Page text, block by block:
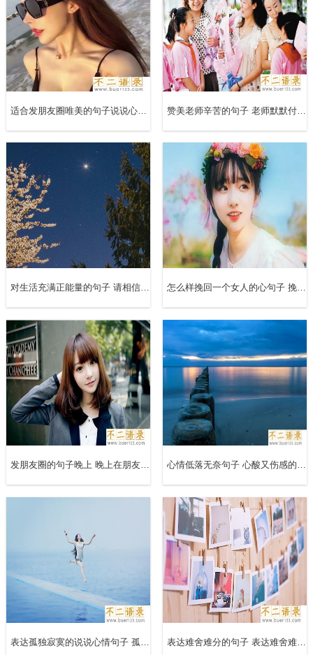
13、不要说我变得对你怎样，同时也说一下你自己，一直在
忽略我。
14、把眼泪留给最疼你的人，把微笑留给伤你最深的人。
15、心有猛虎，细嗅蔷薇。盛宴之后，泪流满面。
16、知道他不是归宿却不忍心放下这是不是深情。
17、如果有一天，你叫我的时候，我没有回头。那就只有一
个原因，就是我哭了。
18、心累才是真的累，讲不清道不明。
21、我们用最美丽的青春岁月，坚定着自以为是爱情。
22、我不会再对你说我爱你了，因为我受不起你再继续伤我
下去。
23、经不住似水流年，逃不过此间少年。
25、阳光温暖心脏，却刺的睁不开眼。
26、衣服仍给你时、转身那一刻。泪流满面。心真的好痛好
痛。
27、一个秋天一个夏天的歌曲很温馨，我却听不出来。
28、相逢又告别，归帆又离岸，既是往日欢乐的终结，又是
对生活充满正能量的句子 请相信明天依旧如约而至 怎么样挽回一个女人的心句子 挽回女人的心的最佳语录
发朋友圈的句子晚上 晚上在朋友圈里发的句子 心情低落无奈句子 心酸又伤感的语录
表达孤独寂寞的说说心情句子 孤独寂寞的心情特别难过的心情说说 表达难舍难分的句子 表达难舍难分的说说